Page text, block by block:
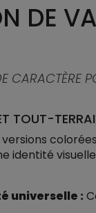
DE
CARACTÈRE
TOUT-
identité
universelle :